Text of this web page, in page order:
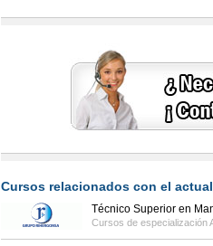
Cursos relacionados con el
Técnico Superior en
Cursos de especialización